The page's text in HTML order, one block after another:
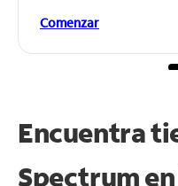
Comenzar
Encuentra
Spectrum en